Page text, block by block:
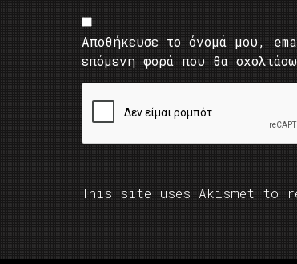
Αποθήκευσε το όνομά μου,
επόμενη φορά που θα
This site uses Akismet to